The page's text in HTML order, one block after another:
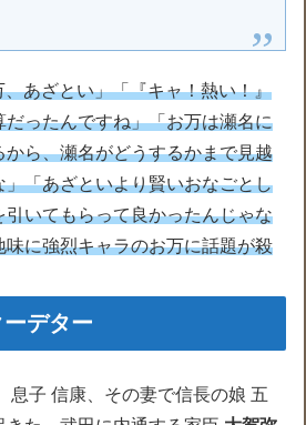
あざとい」「『キャ！熱い！』
ったんですね」「お万は瀬名に
ら、瀬名がどうするかまで見越
「あざといより賢いおなごとし
いてもらって良かったんじゃな
に強烈キャラのお万に話題が殺
デター
息子 信康、その妻で信長の娘 五